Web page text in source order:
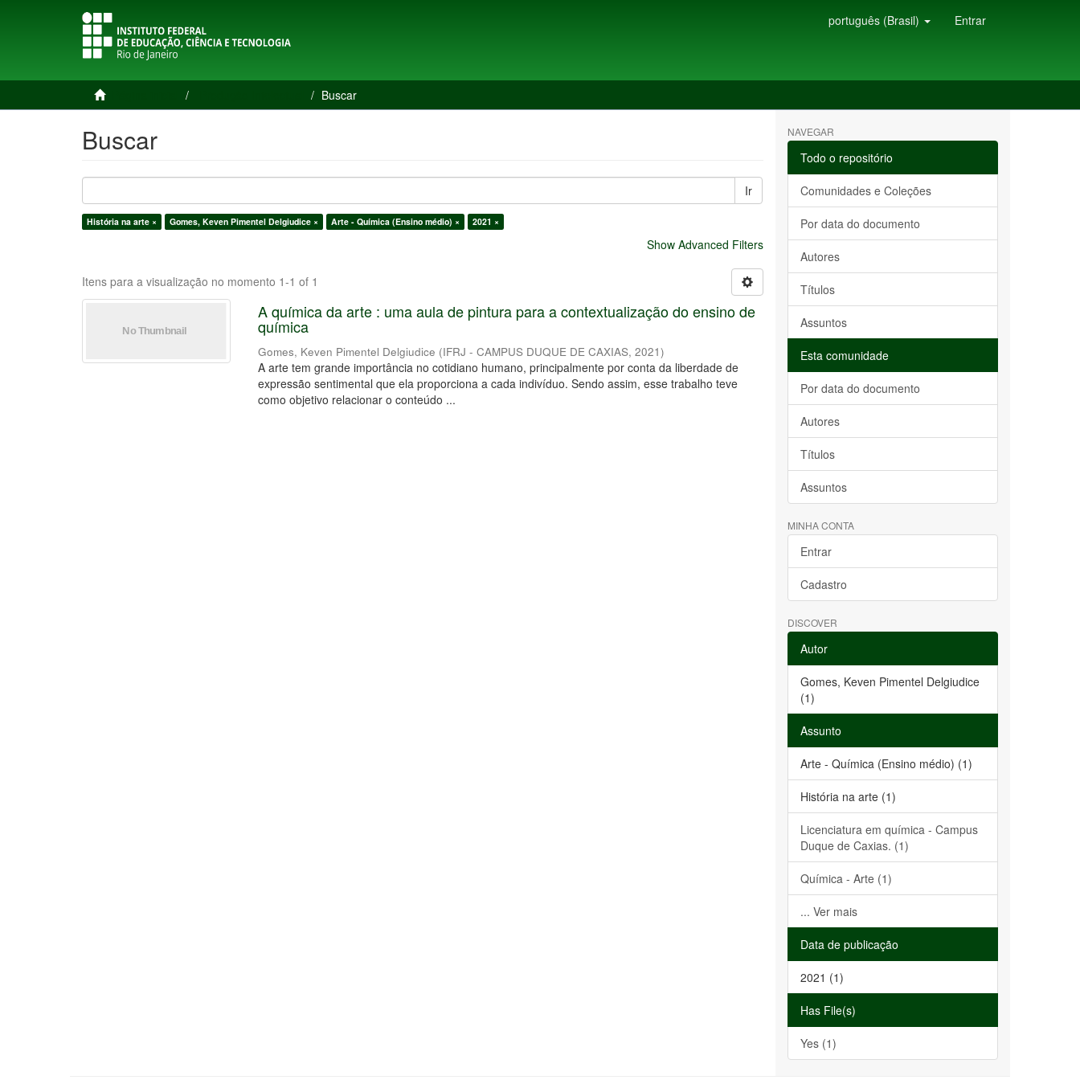
português (Brasil) Entrar
Buscar
Buscar
Ir
História na arte × Gomes, Keven Pimentel Delgiudice × Arte - Química (Ensino médio) × 2021 ×
Show Advanced Filters
Itens para a visualização no momento 1-1 of 1
A química da arte : uma aula de pintura para a contextualização do ensino de
química
Gomes, Keven Pimentel Delgiudice (IFRJ - CAMPUS DUQUE DE CAXIAS,2021)
A arte tem grande importância no cotidiano humano, principalmente por conta da liberdade de
expressão sentimental que ela proporciona a cada indivíduo. Sendo assim, esse trabalho teve
como objetivo relacionar o conteúdo ...
NAVEGAR
Todo o repositório
Comunidades e Coleções
Por data do documento
Autores
Títulos
Assuntos
Esta comunidade
Por data do documento
Autores
Títulos
Assuntos
MINHA CONTA
Entrar
Cadastro
DISCOVER
Autor
Gomes, Keven Pimentel Delgiudice
(1)
Assunto
Arte - Química (Ensino médio) (1)
História na arte (1)
Licenciatura em química - Campus
Duque de Caxias. (1)
Química - Arte (1)
... Ver mais
Data de publicação
2021 (1)
Has File(s)
Yes (1)